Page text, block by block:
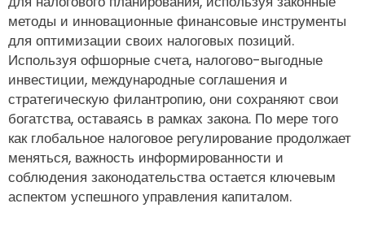
методы и инновационные финансовые инструменты
для оптимизации своих налоговых позиций.
Используя офшорные счета, налогово-выгодные
инвестиции, международные соглашения и
стратегическую филантропию, они сохраняют свои
богатства, оставаясь в рамках закона. По мере того
как глобальное налоговое регулирование продолжает
меняться, важность информированности и
соблюдения законодательства остается ключевым
аспектом успешного управления капиталом.